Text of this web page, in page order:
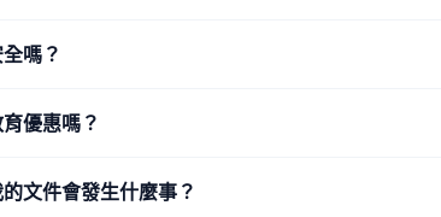
嗎？
優惠嗎？
文件會發生什麼事？